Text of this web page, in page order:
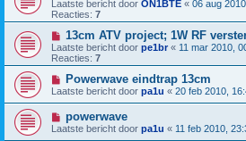
Laatste bericht door ON1BTE « 06 aug
Reacties: 7
13cm ATV project; 1W RF
Laatste bericht door pe1br « 11 mar 2010,
Reacties: 7
Powerwave eindtrap 13cm
Laatste bericht door pa1u « 20 feb 2010,
powerwave
Laatste bericht door pa1u « 11 feb 2010,